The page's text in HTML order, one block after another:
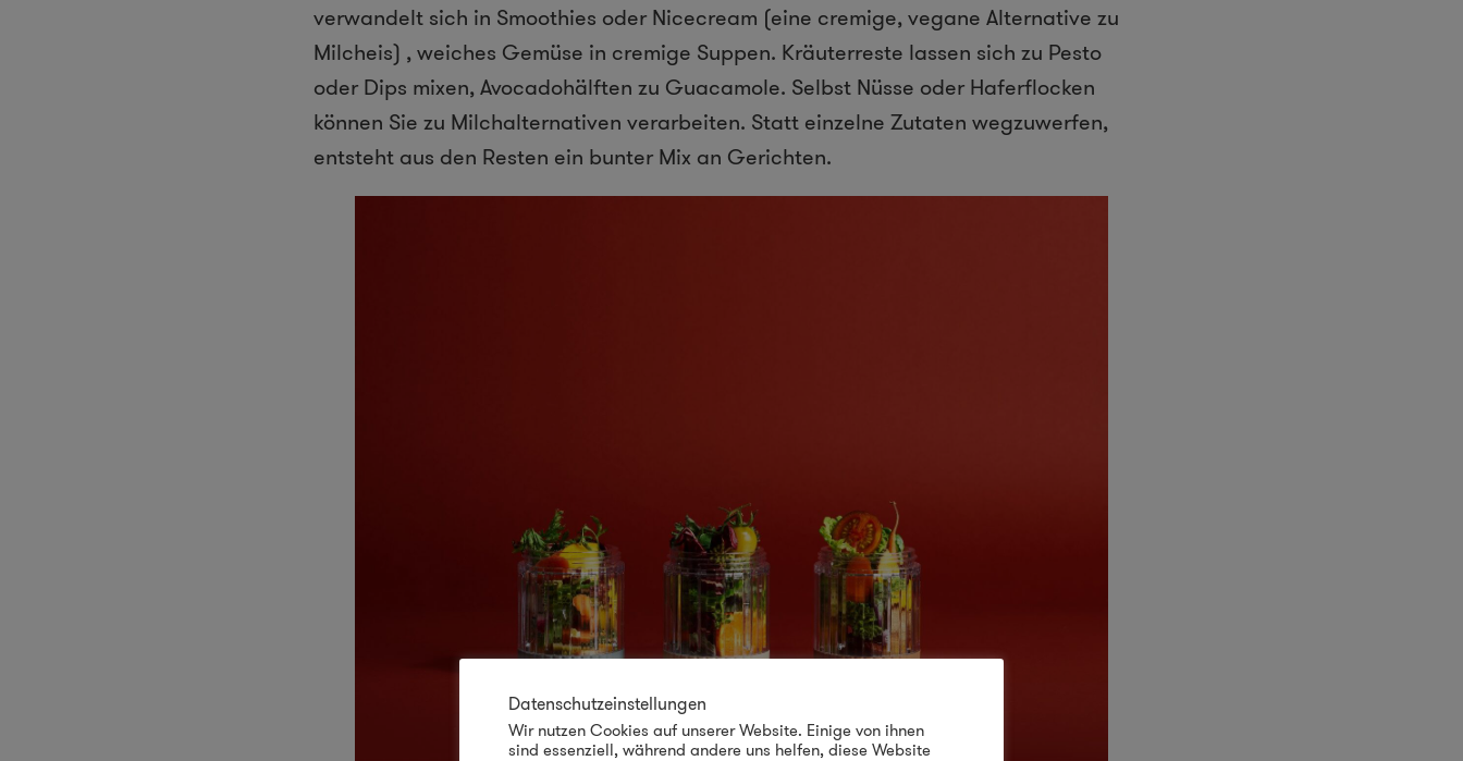
verwandelt sich in Smoothies oder Nicecream (eine cremige, vegane Alternative zu
Milcheis) , weiches Gemüse in cremige Suppen. Kräuterreste lassen sich zu Pesto
oder Dips mixen, Avocadohälften zu Guacamole. Selbst Nüsse oder Haferflocken
können Sie zu Milchalternativen verarbeiten. Statt einzelne Zutaten wegzuwerfen,
entsteht aus den Resten ein bunter Mix an Gerichten.
Datenschutzeinstellungen
Wir nutzen Cookies auf unserer Website. Einige von ihnen
sind essenziell, während andere uns helfen, diese Website